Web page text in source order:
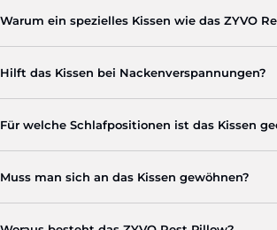
Warum ein spezielles Kissen wie das ZYVO
Hilft das Kissen bei Nackenverspannungen?
Für welche Schlafpositionen ist das Kissen
Muss man sich an das Kissen gewöhnen?